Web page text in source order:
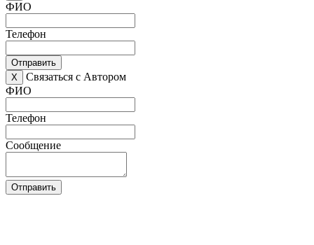
ФИО
Телефон
Отправить
X
Связаться с Автором
ФИО
Телефон
Сообщение
Отправить